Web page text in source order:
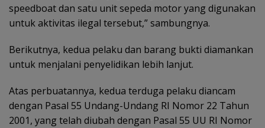
speedboat dan satu unit sepeda motor yang digunakan
untuk aktivitas ilegal tersebut,” sambungnya.
Berikutnya, kedua pelaku dan barang bukti diamankan
untuk menjalani penyelidikan lebih lanjut.
Atas perbuatannya, kedua terduga pelaku diancam
dengan Pasal 55 Undang-Undang RI Nomor 22 Tahun
2001, yang telah diubah dengan Pasal 55 UU RI Nomor